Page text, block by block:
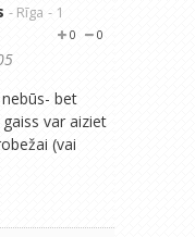
- Rīga - 1
0
0
bet
var aiziet
(vai